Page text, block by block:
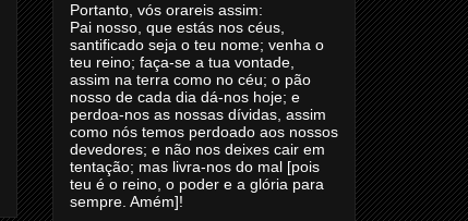
Portanto, vós orareis assim:
Pai nosso, que estás nos céus,
santificado seja o teu nome; venha o
teu reino; faça-se a tua vontade,
assim na terra como no céu; o pão
nosso de cada dia dá-nos hoje; e
perdoa-nos as nossas dívidas, assim
como nós temos perdoado aos nossos
devedores; e não nos deixes cair em
tentação; mas livra-nos do mal [pois
teu é o reino, o poder e a glória para
sempre. Amém]!